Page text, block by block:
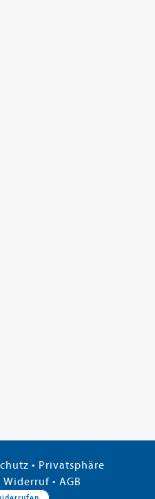
• Privatsphäre
Widerruf• AGB